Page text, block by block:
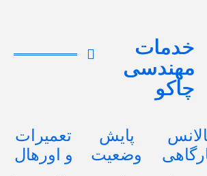
خدمات
مهندسی
چاکو
پایش
وضعیت
تعمیرات
و اورهال